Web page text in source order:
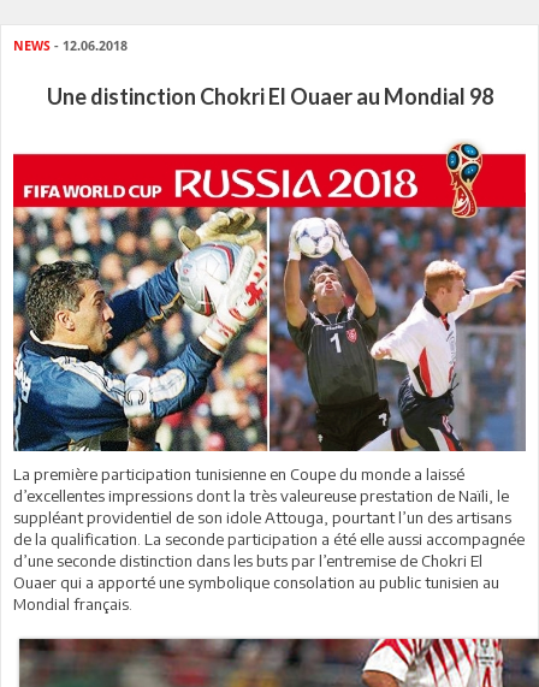
NEWS - 12.06.2018
Une distinction Chokri El Ouaer au Mondial 98
La première participation tunisienne en Coupe du monde a laissé
d’excellentes impressions dont la très valeureuse prestation de Naïli, le
suppléant providentiel de son idole Attouga, pourtant l’un des artisans
de la qualification. La seconde participation a été elle aussi accompagnée
d’une seconde distinction dans les buts par l’entremise de Chokri El
Ouaer qui a apporté une symbolique consolation au public tunisien au
Mondial français.